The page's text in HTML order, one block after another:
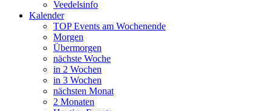
Veedelsinfo
Kalender
TOP Events am Wochenende
Morgen
Übermorgen
nächste Woche
in 2 Wochen
in 3 Wochen
nächsten Monat
2 Monaten